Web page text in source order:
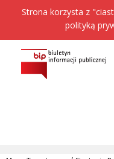
Strona korzysta z
polityką